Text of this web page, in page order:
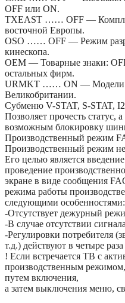
OFF или ON.
TXEAST …… OFF —
восточной Европы.
OSO …… OFF — Режим
кинескопа.
OEM — Товарные знаки:
остальных фирм.
URMKT …… ON — Модели
Великобритании.
Субменю V-STAT, S-STAT,
Позволяет прочесть статус,
возможным блокировку
Производственный режим
Производственный режим не
Его целью является
проведение
экране в виде сообщения
режима работы
следующими особенностями:
-Отсутствует дежурный
-В случае отсутствии
-Регулировки потребителя
т.д.) действуют в четыре
! Если встречается ТВ с
производственным
путем включения,
а затем выключения меню,